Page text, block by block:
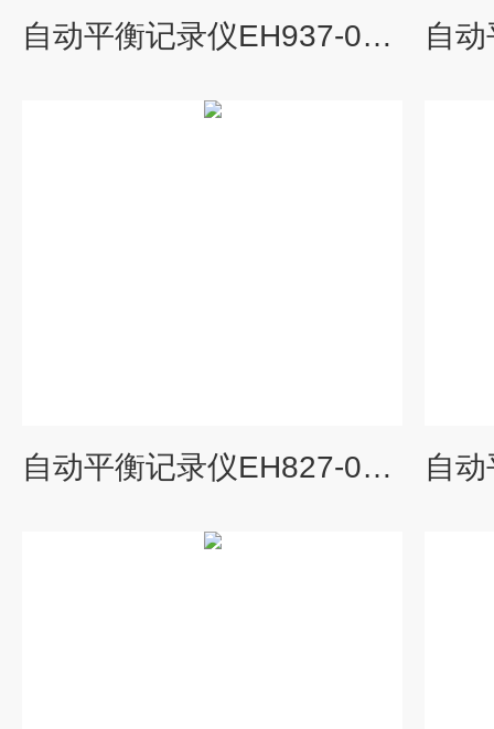
自动平衡记录仪EH937-06价格上海大华仪表厂
自动平衡记录仪EH827-06价格上海大华仪表厂